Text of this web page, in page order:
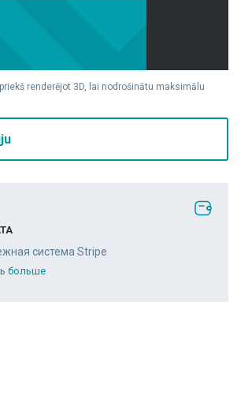
renderējot 3D, lai nodrošinātu maksimālu
система Stripe
больше